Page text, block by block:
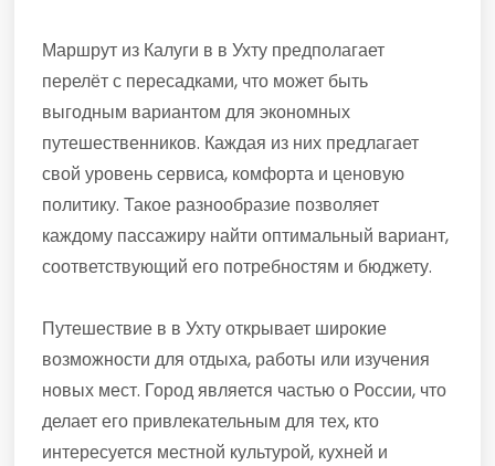
Маршрут из Калуги в в Ухту предполагает
перелёт с пересадками, что может быть
выгодным вариантом для экономных
путешественников. Каждая из них предлагает
свой уровень сервиса, комфорта и ценовую
политику. Такое разнообразие позволяет
каждому пассажиру найти оптимальный вариант,
соответствующий его потребностям и бюджету.
Путешествие в в Ухту открывает широкие
возможности для отдыха, работы или изучения
новых мест. Город является частью о России, что
делает его привлекательным для тех, кто
интересуется местной культурой, кухней и